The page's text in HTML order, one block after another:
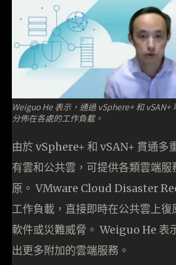
Weiguo He 表示，通過 vSphere+ 和 vSAN+
分佈在各處的工作負載。
由於 vSphere+ 和 vSAN+ 貫通多
有雲和公共雲，可提供各類雲端服
原。 VMware Cloud Disaster
工作負載，直接即時在公共雲上復
軟件或災難威脅。 Weiguo He 表
出更多附加的雲端服務。